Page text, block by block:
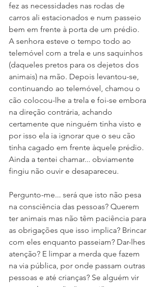
fez as necessidades nas rodas de
carros ali estacionados e num passeio
bem em frente à porta de um prédio.
A senhora esteve o tempo todo ao
telemóvel com a trela e uns saquinhos
(daqueles pretos para os dejetos dos
animais) na mão. Depois levantou-se,
continuando ao telemóvel, chamou o
cão colocou-lhe a trela e foi-se embora
na direção contrária, achando
certamente que ninguém tinha visto e
por isso ela ia ignorar que o seu cão
tinha cagado em frente àquele prédio.
Ainda a tentei chamar... obviamente
fingiu não ouvir e desapareceu.
Pergunto-me... será que isto não pesa
na consciência das pessoas? Querem
ter animais mas não têm paciência para
as obrigações que isso implica? Brincar
com eles enquanto passeiam? Dar-lhes
atenção? E limpar a merda que fazem
na via pública, por onde passam outras
pessoas e até crianças? Se alguém vir